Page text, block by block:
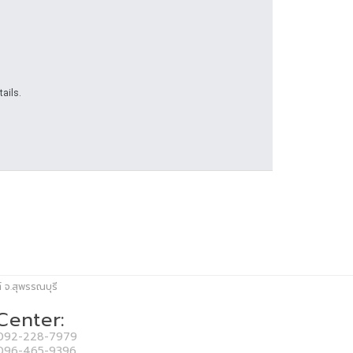
จ.สุพรรณบุรี
228-7979